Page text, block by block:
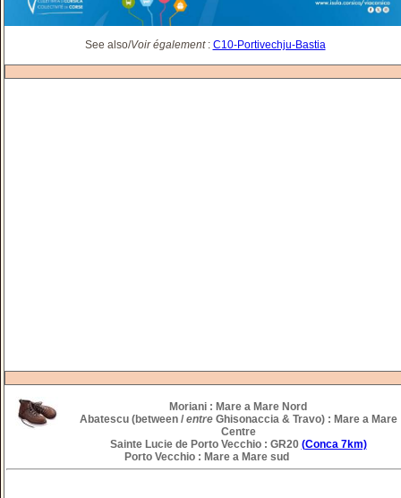
See also/Voir également: C10-Portivechju-Bastia
Moriani : Mare a Mare Nord
Abatescu(between / entreGhisonaccia & Travo) : Mare a Mare
Centre
Sainte Lucie de Porto Vecchio : GR20 (Conca 7km)
Porto Vecchio : Mare a Mare sud